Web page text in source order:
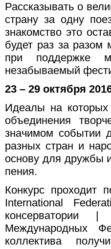
Рассказывать о
страну за одну
знакомство это
будет раз за разом
при поддержке
незабываемый
23 – 29 октября
Идеалы на
объединения
значимом событии
разных стран и
основу для дружбы
пения.
Конкурс проходит
International
консерватории |
Международных
коллектива